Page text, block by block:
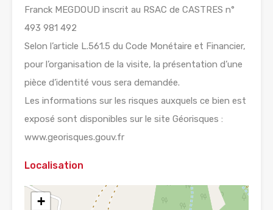
Franck MEGDOUD inscrit au RSAC de CASTRES n°
493 981 492
Selon l’article L.561.5 du Code Monétaire et Financier,
pour l’organisation de la visite, la présentation d’une
pièce d’identité vous sera demandée.
Les informations sur les risques auxquels ce bien est
exposé sont disponibles sur le site Géorisques :
www.georisques.gouv.fr
Localisation
+